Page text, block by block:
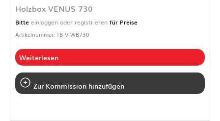
Holzbox VENUS 730
Bitte einloggen oder registrieren für Preise
Artikelnummer: TB-V-WB730
Weiterlesen
Zur Kommission hinzufügen